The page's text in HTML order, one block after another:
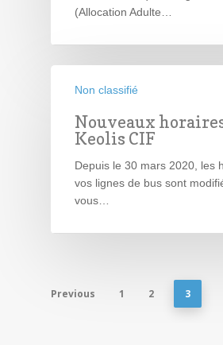
(Allocation Adulte…
Non classifié
Nouveaux
Keolis CIF
Depuis le 30 mars 2020, les
vos lignes de bus sont
vous…
Previous 1 2 3